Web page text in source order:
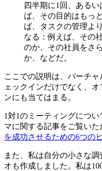
四半期に1回、ある
ば、その目的はもっ
ば、タスクの管理よ
なる：例えば、その
のか、その社員をさ
か、などだ。
ここでの説明は、バーチ
ェックインだけでなく、
ンにも当てはまる。
1対1のミーティングにつ
マに関する記事をご覧いた
を成功させるための6つの
また、私は自分の小さな
オも作成しました。私は